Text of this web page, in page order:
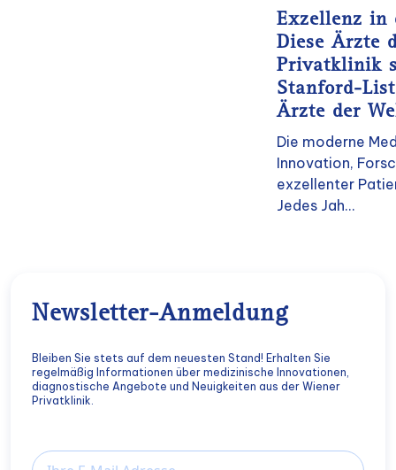
Exzellenz in
Diese Ärzte
Privatklinik
Stanford-
Ärzte der
Die moderne
Innovation,
exzellenter
Jedes Jah...
Newsletter-Anmeldung
Bleiben Sie stets auf dem neuesten Stand! Erhalten Sie
regelmäßig Informationen über medizinische Innovationen,
diagnostische Angebote und Neuigkeiten aus der Wiener
Privatklinik.
Email